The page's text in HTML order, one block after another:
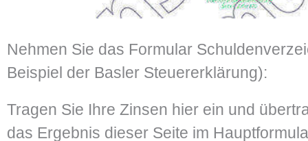
Nehmen Sie das Formular
Beispiel der Basler Steuererklärung):
Tragen Sie Ihre Zinsen hier ein und
das Ergebnis dieser Seite im